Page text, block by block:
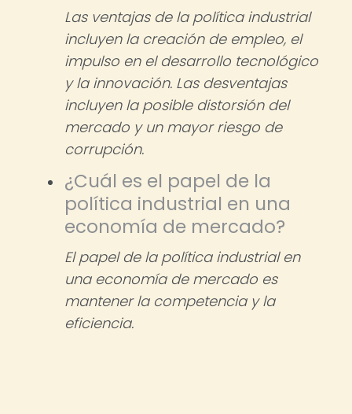
Las ventajas de la política industrial
incluyen la creación de empleo, el
impulso en el desarrollo tecnológico
y la innovación. Las desventajas
incluyen la posible distorsión del
mercado y un mayor riesgo de
corrupción.
¿Cuál es el papel de la
política industrial en una
economía de mercado?
El papel de la política industrial en
una economía de mercado es
mantener la competencia y la
eficiencia.